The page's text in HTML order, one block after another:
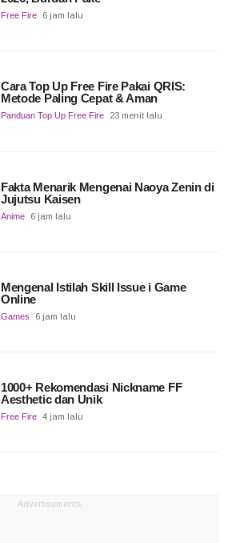
Free Fire 6 jam lalu
Cara Top Up Free Fire Pakai QRIS:
Metode Paling Cepat & Aman
Panduan Top Up Free Fire 23 menit lalu
Fakta Menarik Mengenai Naoya Zenin di
Jujutsu Kaisen
Anime 6 jam lalu
Mengenal Istilah Skill Issue i Game
Online
Games 6 jam lalu
1000+ Rekomendasi Nickname FF
Aesthetic dan Unik
Free Fire 4 jam lalu
Advertisements